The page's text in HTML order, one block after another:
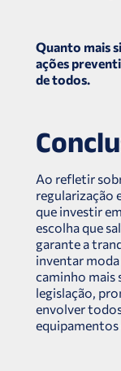
Quanto mais
ações
de todos.
Ao refletir
regularização
que investir
escolha que
garante a
inventar
caminho mais
legislação,
envolver
equipamentos